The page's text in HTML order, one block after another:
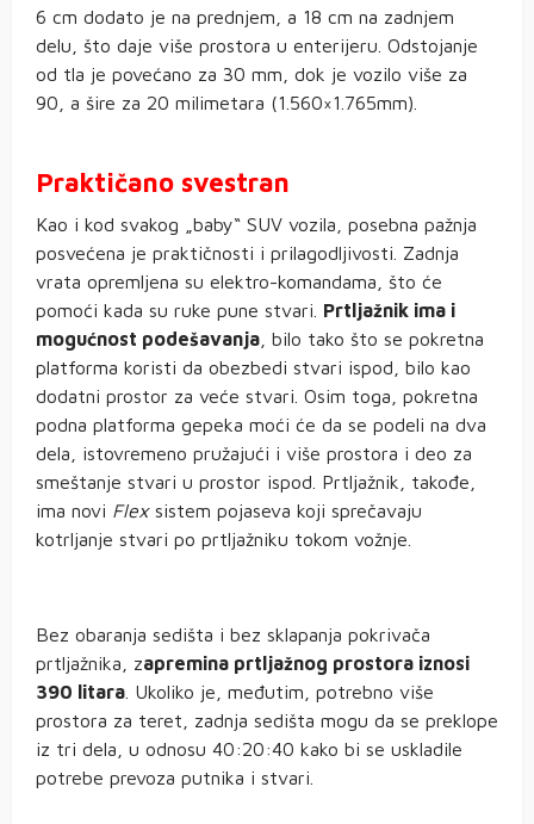
6 cm dodato je na prednjem, a 18 cm na zadnjem
delu, što daje više prostora u enterijeru. Odstojanje
od tla je povećano za 30 mm, dok je vozilo više za
90, a šire za 20 milimetara (1.560×1.765mm).
Praktičano svestran
Kao i kod svakog „baby“ SUV vozila, posebna pažnja
posvećena je praktičnosti i prilagodljivosti. Zadnja
vrata opremljena su elektro-komandama, što će
pomoći kada su ruke pune stvari. Prtljažnik ima i
mogućnost podešavanja , bilo tako što se pokretna
platforma koristi da obezbedi stvari ispod, bilo kao
dodatni prostor za veće stvari. Osim toga, pokretna
podna platforma gepeka moći će da se podeli na dva
dela, istovremeno pružajući i više prostora i deo za
smeštanje stvari u prostor ispod. Prtljažnik, takođe,
ima novi Flexsistem pojaseva koji sprečavaju
kotrljanje stvari po prtljažniku tokom vožnje.
Bez obaranja sedišta i bez sklapanja pokrivača
prtljažnika, zapremina prtljažnog prostora iznosi
390 litara . Ukoliko je, međutim, potrebno više
prostora za teret, zadnja sedišta mogu da se preklope
iz tri dela, u odnosu 40:20:40 kako bi se uskladile
potrebe prevoza putnika i stvari.